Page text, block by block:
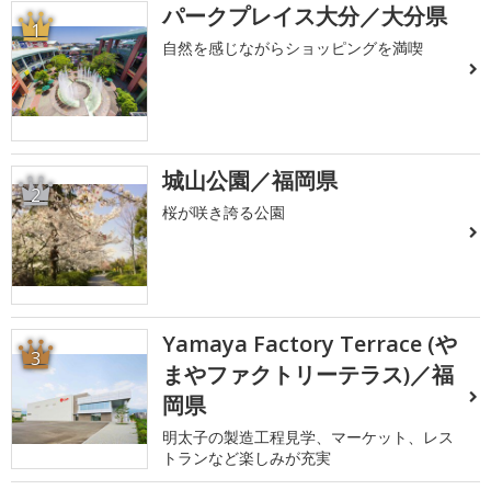
1 パークプレイス大分／大分県
自然を感じながらショッピングを満喫
2 城山公園／福岡県
桜が咲き誇る公園
3
Yamaya Factory Terrace (や
まやファクトリーテラス)／福
岡県
明太子の製造工程見学、マーケット、レス
トランなど楽しみが充実